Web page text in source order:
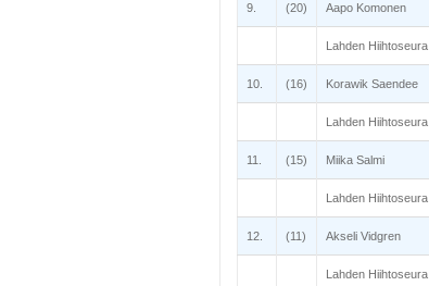
9. (20) Aapo Komonen
Lahden Hiihtoseura
10. (16) Korawik Saendee
Lahden Hiihtoseura
11. (15) Miika Salmi
Lahden Hiihtoseura
12. (11) Akseli Vidgren
Lahden Hiihtoseura